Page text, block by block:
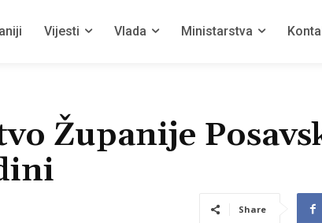
Vijesti Vlada Ministarstva
Županije
Share